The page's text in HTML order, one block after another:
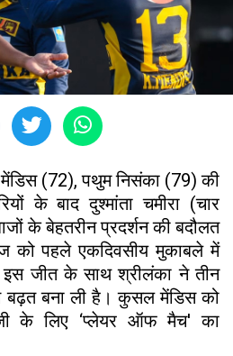
(72), पथुम निसंका (79) की
के बाद दुश्मांता चमीरा (चार
के बेहतरीन प्रदर्शन की बदौलत
को पहले एकदिवसीय मुकाबले में
जीत के साथ श्रीलंका ने तीन
बढ़त बना ली है। कुसल मेंडिस को
के लिए ‘प्लेयर ऑफ मैच' का